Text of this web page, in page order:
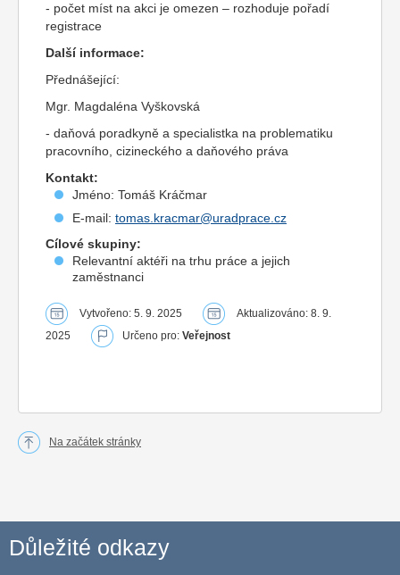
- počet míst na akci je omezen – rozhoduje pořadí
registrace
Další informace:
Přednášející:
Mgr. Magdaléna Vyškovská
- daňová poradkyně a specialistka na problematiku
pracovního, cizineckého a daňového práva
Kontakt:
Jméno: Tomáš Kráčmar
E-mail: tomas.kracmar@uradprace.cz
Cílové skupiny:
Relevantní aktéři na trhu práce a jejich
zaměstnanci
Vytvořeno: 5. 9. 2025
Aktualizováno: 8. 9.
2025
Určeno pro: Veřejnost
Na začátek stránky
Důležité odkazy